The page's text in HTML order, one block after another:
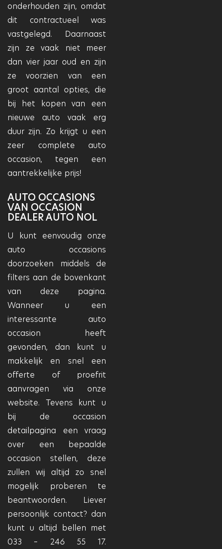
onderhouden zijn, omdat
dit contractueel was
vastgelegd. Daarnaast
zijn ze vaak niet meer
dan vier jaar oud en zijn
ze voorzien van een
groot aantal opties, die
bij het kopen van een
nieuwe auto vaak erg
duur zijn. Zo krijgt u een
zeer complete auto
occasion, tegen een
aantrekkelijke prijs!
AUTO OCCASIONS
VAN OCCASION
DEALER AUTO NOL
U kunt eenvoudig onze
auto occasions
doorzoeken middels de
filters aan de bovenkant
van deze pagina.
Wanneer u een
interessante auto
occasion heeft
gevonden, dan kunt u
makkelijk en snel een
offerte of proefrit
aanvragen via onze
website. Tevens kunt u
bij de occasion
detailpagina een vraag
over een bepaalde
occasion stellen, deze
zullen wij altijd zo snel
mogelijk proberen te
beantwoorden. Liever
persoonlijk contact? dan
kunt u altijd bellen met
033 – 246 55 17.